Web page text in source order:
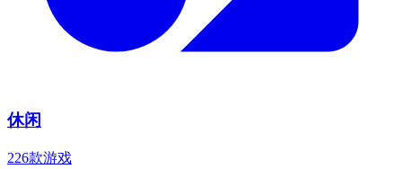
休闲
226款游戏